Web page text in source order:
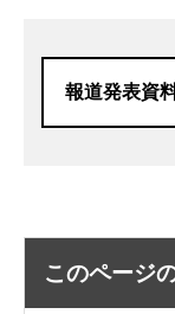
報道発表資
このページ